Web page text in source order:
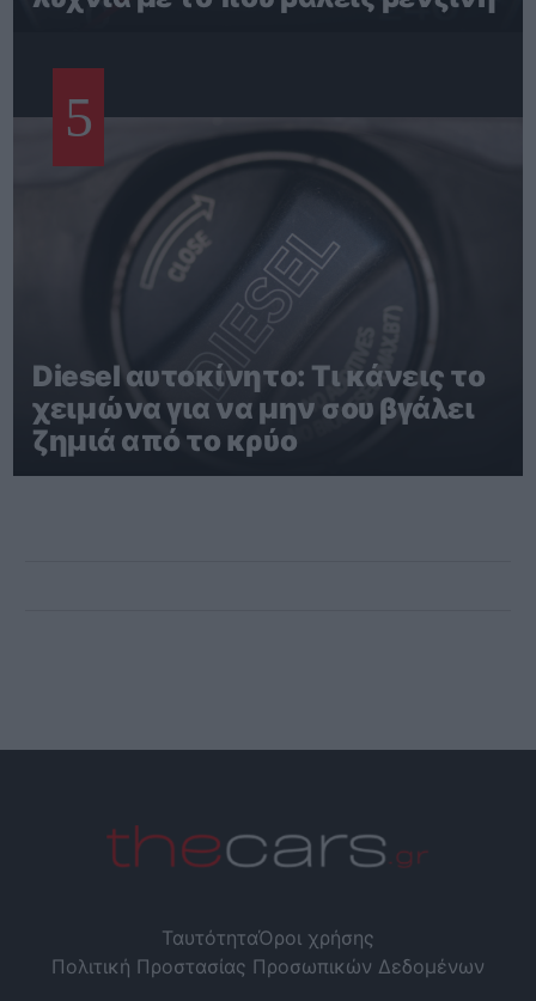
5
Diesel αυτοκίνητο: Τι κάνεις το
χειμώνα για να μην σου βγάλει
ζημιά από το κρύο
ΤαυτότηταΌροι χρήσης
Πολιτική Προστασίας Προσωπικών Δεδομένων